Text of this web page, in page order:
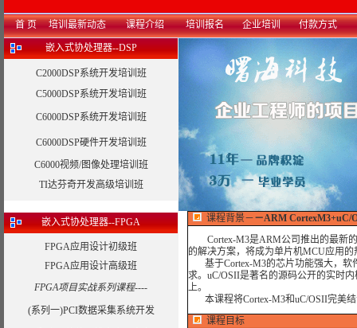
首 页 培训最新动态 课程介绍 培训报名 企业培训 付款方式
嵌入式协处理器--DSP
C2000DSP系统开发培训班
C5000DSP系统开发培训班
C6000DSP系统开发培训班
C6000DSP硬件开发培训班
C6000视频/图像处理培训班
TI达芬奇开发高级培训班
嵌入式协处理器--FPGA
FPGA应用设计初级班
FPGA应用设计高级班
FPGA项目实战系列课程----
(系列一)PCI数据采集系统开发
课程背景－－ARM CortexM3+uC/
Cortex-M3是ARM公司推出的最新的
的解决方案，将成为单片机MCU应用的
基于Cortex-M3的芯片功能强大，软
求。uC/OSII是著名的源码公开的实时
上。
本课程将Cortex-M3和uC/OSII完美
课程目标